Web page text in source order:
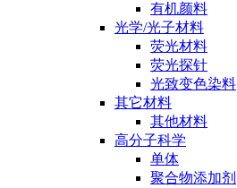
有机颜料
光学/光子材料
荧光材料
荧光探针
光致变色染料
其它材料
其他材料
高分子科学
单体
聚合物添加剂